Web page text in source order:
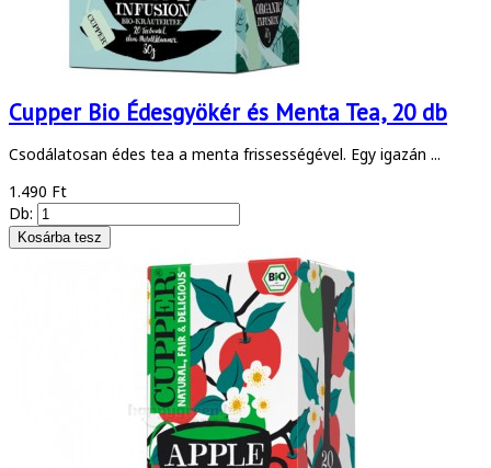
Cupper Bio Édesgyökér és Menta Tea, 20 db
Csodálatosan édes tea a menta frissességével. Egy igazán ...
1.490 Ft
Db: